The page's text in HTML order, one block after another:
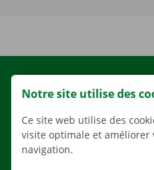
NOS
Notre site utilise des
Ce site web utilise des
visite optimale et améliorer
navigation.